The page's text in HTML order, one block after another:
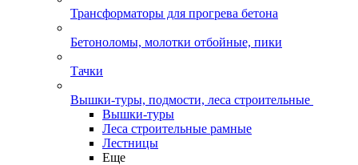
Трансформаторы для прогрева бетона
Бетоноломы, молотки отбойные, пики
Тачки
Вышки-туры, подмости, леса строительные
Вышки-туры
Леса строительные рамные
Лестницы
Еще